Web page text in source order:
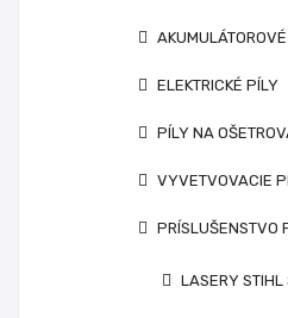
ELEKTRICKÉ PÍLY
PÍLY NA
VYVETVOVACIE
PRÍSLUŠENSTVO
LASERY STIHL